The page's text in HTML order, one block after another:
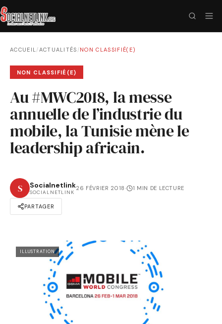
ACCUEIL/ACTUALITÉS /NON CLASSIFIÉ(E)
NON CLASSIFIÉ(E)
Au #MWC2018, la messe
annuelle de l’industrie du
mobile, la Tunisie mène le
leadership africain.
S Socialnetlink
SOCIALNETLINK
26 FÉVRIER 2018· 1 MIN DE LECTURE
PARTAGER
ILLUSTRATION